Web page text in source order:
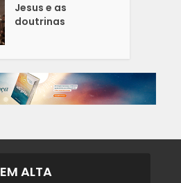
Jesus e as
doutrinas
EM ALTA